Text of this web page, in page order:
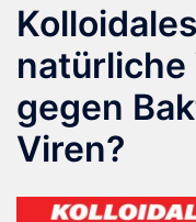
gegen
Viren?